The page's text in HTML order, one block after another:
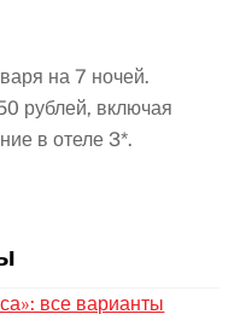
на 7 ночей.
рублей, включая
в отеле 3*.